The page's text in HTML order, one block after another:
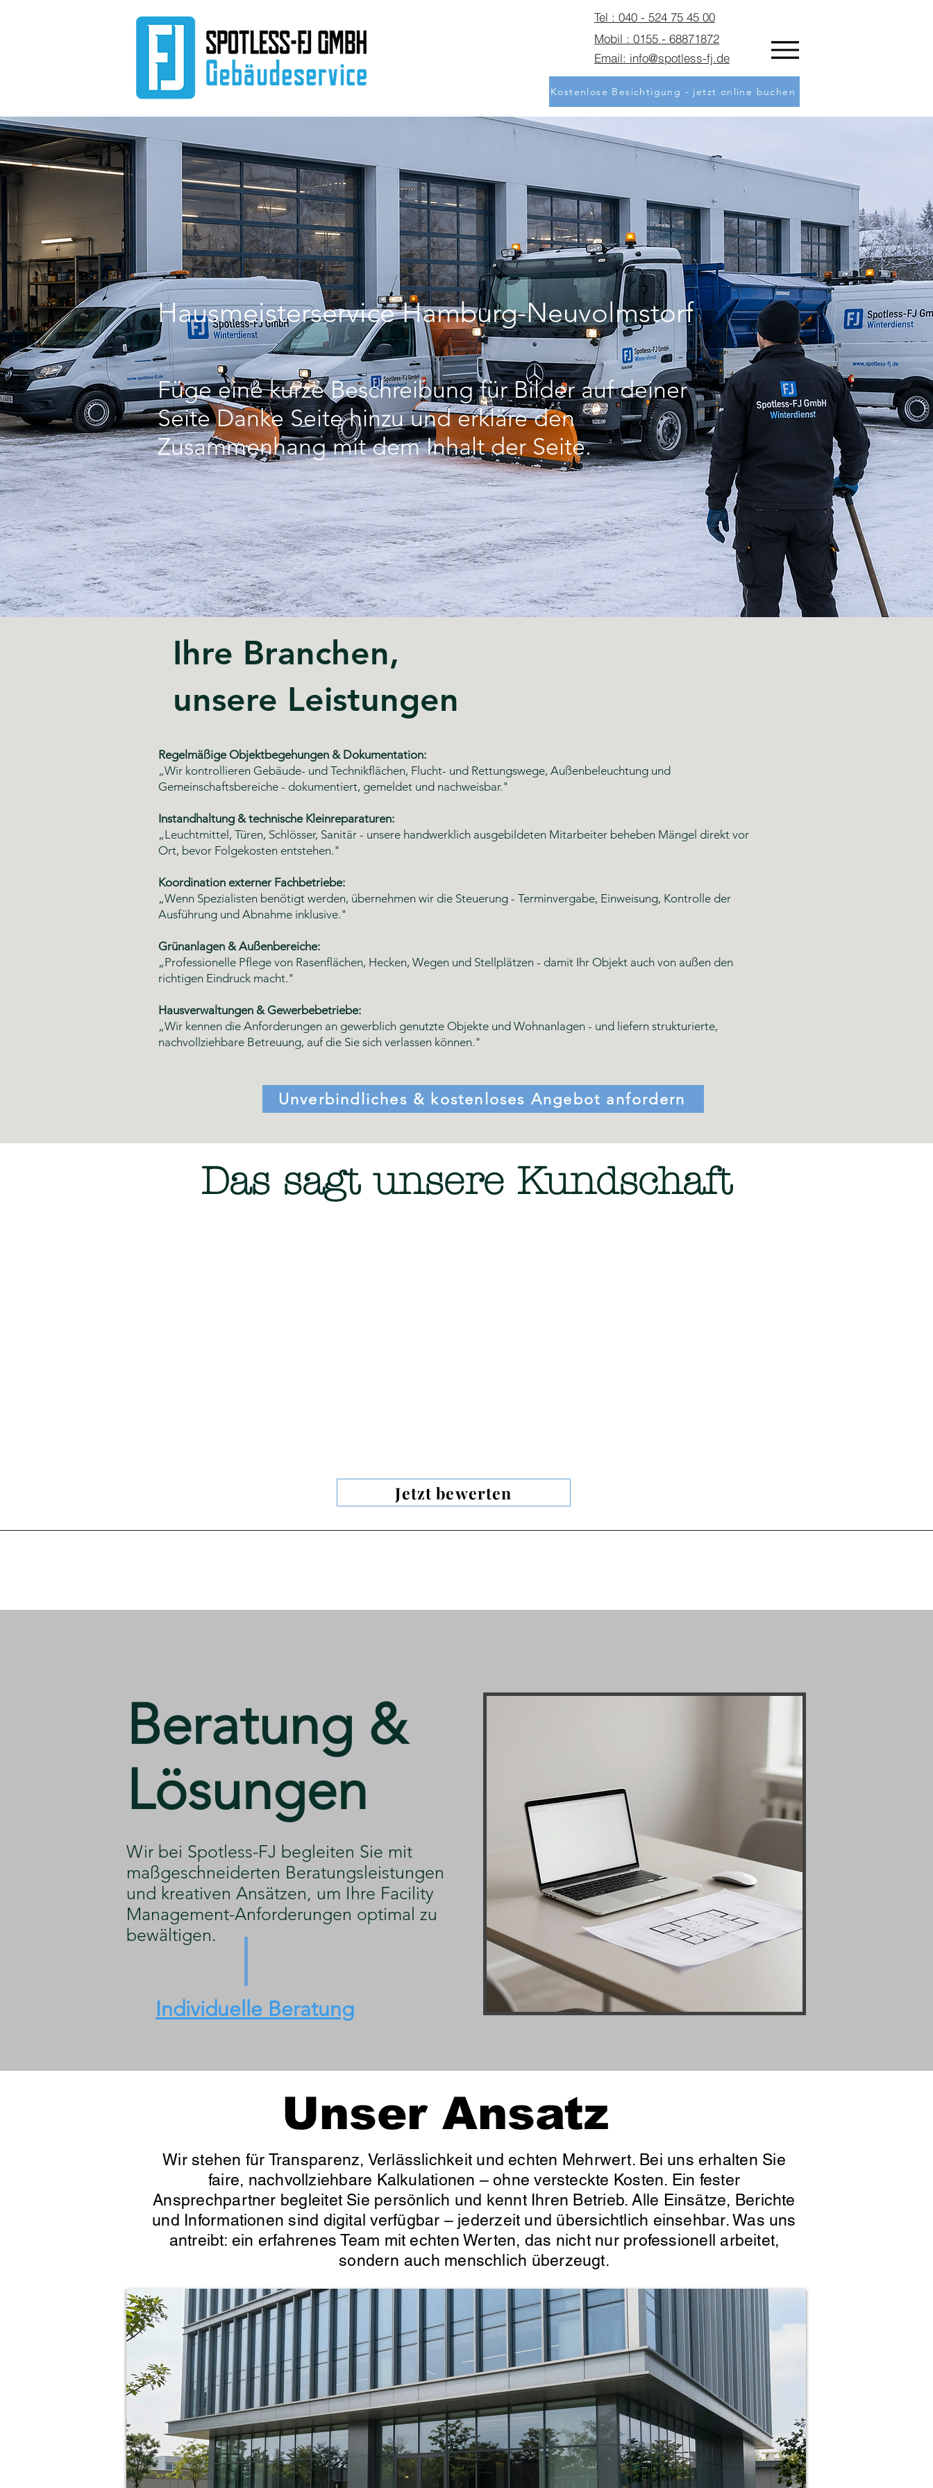
Tel : 040 - 524 75 45 00
Mobil : 0155 - 68871872
Email: info@spotless-fj.de
Kostenlose Besichtigung - jetzt online buchen
Füge eine kurze Beschreibung für Bilder auf deiner
Seite Danke Seite hinzu und erkläre den
Zusammenhang mit dem Inhalt der Seite.
Hausmeisterservice Hamburg-Neuvolmstorf
Ihre Branchen,
unsere Leistungen
Regelmäßige Objektbegehungen & Dokumentation:
„Wir kontrollieren Gebäude- und Technikflächen, Flucht- und Rettungswege, Außenbeleuchtung und
Gemeinschaftsbereiche - dokumentiert, gemeldet und nachweisbar."
Instandhaltung & technische Kleinreparaturen:
„Leuchtmittel, Türen, Schlösser, Sanitär - unsere handwerklich ausgebildeten Mitarbeiter beheben Mängel direkt vor
Ort, bevor Folgekosten entstehen."
Koordination externer Fachbetriebe:
„Wenn Spezialisten benötigt werden, übernehmen wir die Steuerung - Terminvergabe, Einweisung, Kontrolle der
Ausführung und Abnahme inklusive."
Grünanlagen & Außenbereiche:
„Professionelle Pflege von Rasenflächen, Hecken, Wegen und Stellplätzen - damit Ihr Objekt auch von außen den
richtigen Eindruck macht."
Hausverwaltungen & Gewerbebetriebe:
„Wir kennen die Anforderungen an gewerblich genutzte Objekte und Wohnanlagen - und liefern strukturierte,
nachvollziehbare Betreuung, auf die Sie sich verlassen können."
Unverbindliches & kostenloses Angebot anfordern
Das sagt unsere Kundschaft
Jetzt bewerten
​Beratung &
Lösungen
​Wir bei Spotless-FJ begleiten Sie mit
maßgeschneiderten Beratungsleistungen
und kreativen Ansätzen, um Ihre Facility
Management-Anforderungen optimal zu
bewältigen.
Individuelle Beratung
Unser Ansatz
Wir stehen für Transparenz, Verlässlichkeit und echten Mehrwert. Bei uns erhalten Sie
faire, nachvollziehbare Kalkulationen – ohne versteckte Kosten. Ein fester
Ansprechpartner begleitet Sie persönlich und kennt Ihren Betrieb. Alle Einsätze, Berichte
und Informationen sind digital verfügbar – jederzeit und übersichtlich einsehbar. Was uns
antreibt: ein erfahrenes Team mit echten Werten, das nicht nur professionell arbeitet,
sondern auch menschlich überzeugt.
Spotless-fj Gebäudereinigung Hamburg